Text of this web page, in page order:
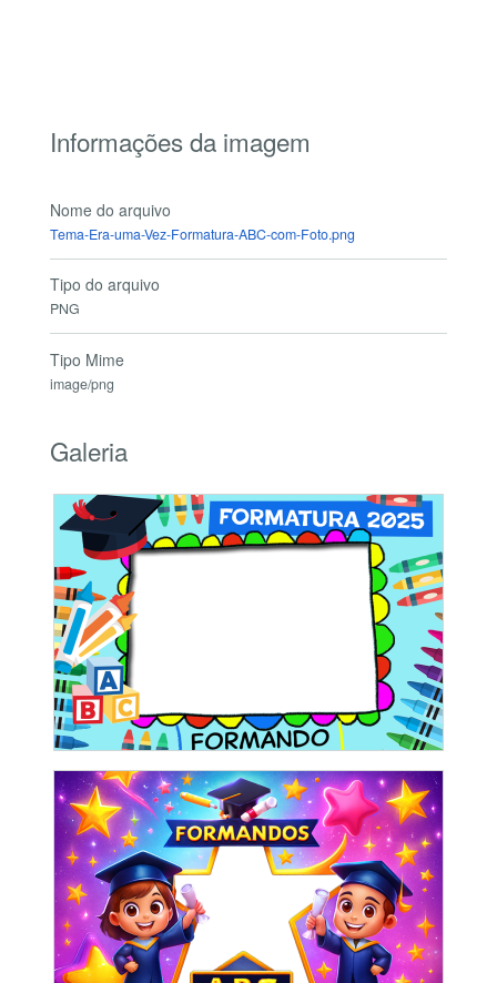
Informações da imagem
Nome do arquivo
Tema-Era-uma-Vez-Formatura-ABC-com-Foto.png
Tipo do arquivo
PNG
Tipo Mime
image/png
Galeria